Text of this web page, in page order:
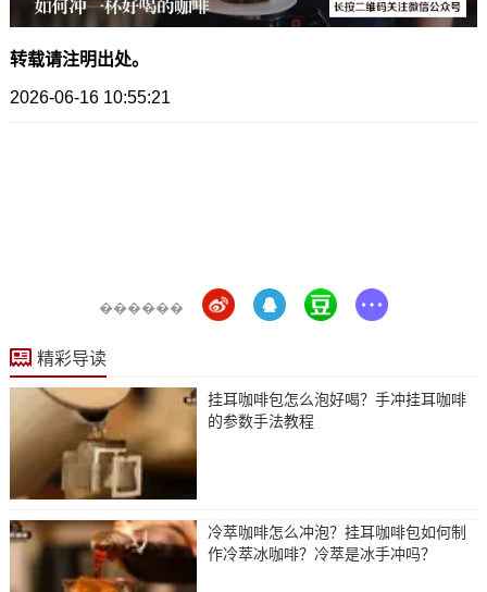
转载请注明出处。
2026-06-16 10:55:21
������
精彩导读
挂耳咖啡包怎么泡好喝？手冲挂耳咖啡
的参数手法教程
冷萃咖啡怎么冲泡？挂耳咖啡包如何制
作冷萃冰咖啡？冷萃是冰手冲吗？